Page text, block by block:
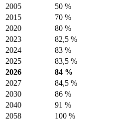
2005
50 %
2015
70 %
2020
80 %
2023
82,5 %
2024
83 %
2025
83,5 %
2026
84 %
2027
84,5 %
2030
86 %
2040
91 %
2058
100 %